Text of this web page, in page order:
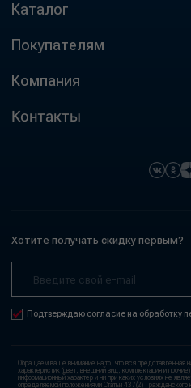
Каталог
Покупателям
Компания
Контакты
Хотите получать скидку первым?
Подтверждаю согласие на обработку
Обращаем ваше внимание на то, что вся представленная
характеристик (цвет, внешний вид, комплектация и
информационный характер и ни при каких условиях не
определяемой положениями Статьи 437(2) Гражданского